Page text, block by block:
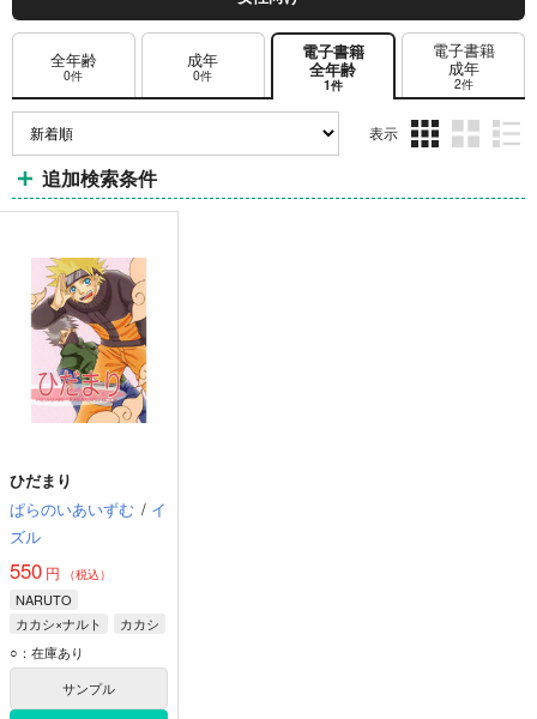
全年齢
0件
成年
0件
電子書籍
全年齢
1件
電子書籍
成年
2件
表示
ム
ム
ム
追加検索条件
ひだまり
ぱらのいあいずむ / イ
ズル
550 円 （税込）
NARUTO
カカシ×ナルト
カカシ
ナルト
○：在庫あり
サンプル